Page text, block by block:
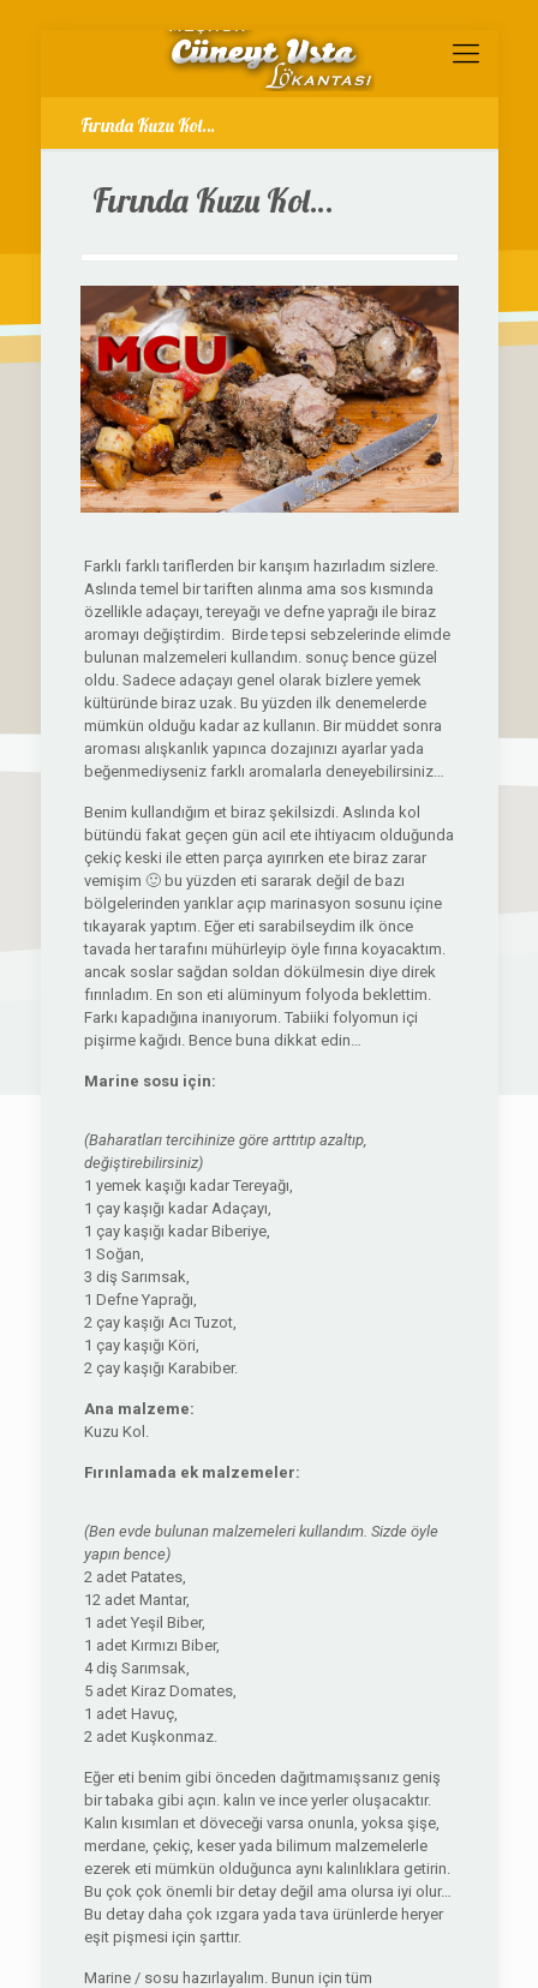
Fırında Kuzu Kol…
Fırında Kuzu Kol…
Farklı farklı tariflerden bir karışım hazırladım sizlere.
Aslında temel bir tariften alınma ama sos kısmında
özellikle adaçayı, tereyağı ve defne yaprağı ile biraz
aromayı değiştirdim. Birde tepsi sebzelerinde elimde
bulunan malzemeleri kullandım. sonuç bence güzel
oldu. Sadece adaçayı genel olarak bizlere yemek
kültüründe biraz uzak. Bu yüzden ilk denemelerde
mümkün olduğu kadar az kullanın. Bir müddet sonra
aroması alışkanlık yapınca dozajınızı ayarlar yada
beğenmediyseniz farklı aromalarla deneyebilirsiniz…
Benim kullandığım et biraz şekilsizdi. Aslında kol
bütündü fakat geçen gün acil ete ihtiyacım olduğunda
çekiç keski ile etten parça ayırırken ete biraz zarar
vemişim 🙂 bu yüzden eti sararak değil de bazı
bölgelerinden yarıklar açıp marinasyon sosunu içine
tıkayarak yaptım. Eğer eti sarabilseydim ilk önce
tavada her tarafını mühürleyip öyle fırına koyacaktım.
ancak soslar sağdan soldan dökülmesin diye direk
fırınladım. En son eti alüminyum folyoda beklettim.
Farkı kapadığına inanıyorum. Tabiiki folyomun içi
pişirme kağıdı. Bence buna dikkat edin…
Marine sosu için:
(Baharatları tercihinize göre arttıtıp azaltıp,
değiştirebilirsiniz)
1 yemek kaşığı kadar Tereyağı,
1 çay kaşığı kadar Adaçayı,
1 çay kaşığı kadar Biberiye,
1 Soğan,
3 diş Sarımsak,
1 Defne Yaprağı,
2 çay kaşığı Acı Tuzot,
1 çay kaşığı Köri,
2 çay kaşığı Karabiber.
Ana malzeme:
Kuzu Kol.
Fırınlamada ek malzemeler:
(Ben evde bulunan malzemeleri kullandım. Sizde öyle
yapın bence)
2 adet Patates,
12 adet Mantar,
1 adet Yeşil Biber,
1 adet Kırmızı Biber,
4 diş Sarımsak,
5 adet Kiraz Domates,
1 adet Havuç,
2 adet Kuşkonmaz.
Eğer eti benim gibi önceden dağıtmamışsanız geniş
bir tabaka gibi açın. kalın ve ince yerler oluşacaktır.
Kalın kısımları et döveceği varsa onunla, yoksa şişe,
merdane, çekiç, keser yada bilimum malzemelerle
ezerek eti mümkün olduğunca aynı kalınlıklara getirin.
Bu çok çok önemli bir detay değil ama olursa iyi olur…
Bu detay daha çok ızgara yada tava ürünlerde heryer
eşit pişmesi için şarttır.
Marine / sosu hazırlayalım. Bunun için tüm